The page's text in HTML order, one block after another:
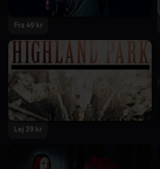
Fra 49 kr
Lej 39 kr